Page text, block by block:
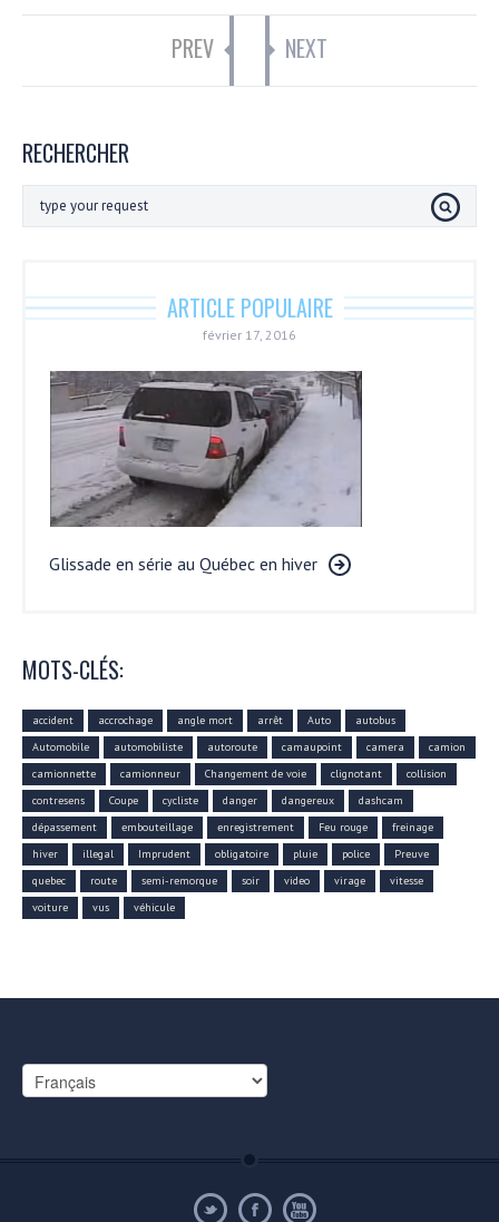
PREV NEXT
RECHERCHER
ARTICLE POPULAIRE
février 17, 2016
Glissade en série au Québec en hiver
MOTS-CLÉS:
accident accrochage angle mort arrêt Auto
autobus
Automobile
automobiliste autoroute camaupoint camera
camion
camionnette
camionneur Changement de voie clignotant
collision
contresens
Coupe cycliste danger dangereux
dashcam
dépassement
embouteillage enregistrement Feu rouge
freinage
hiver
illegal Imprudent obligatoire pluie police
Preuve
quebec
route semi-remorque soir video virage
vitesse
voiture
vus véhicule
Choisir
une